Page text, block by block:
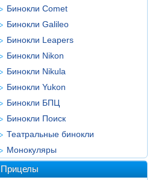
Бинокли Comet
Бинокли Galileo
Бинокли Leapers
Бинокли Nikon
Бинокли Nikula
Бинокли Yukon
Бинокли БПЦ
Бинокли Поиск
Театральные бинокли
Монокуляры
Прицелы